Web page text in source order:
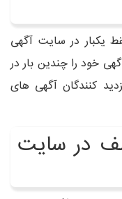
یکبار در سایت آگهی
خود را چندین بار در
کنندگان آگهی های
در سایت